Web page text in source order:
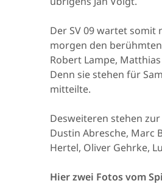
Der SV 09 wartet somit
morgen den
Robert Lampe,
Denn sie stehen für
mitteilte.
Desweiteren stehen
Dustin Abresche, Marc
Hertel, Oliver Gehrke,
Hier zwei Fotos vom